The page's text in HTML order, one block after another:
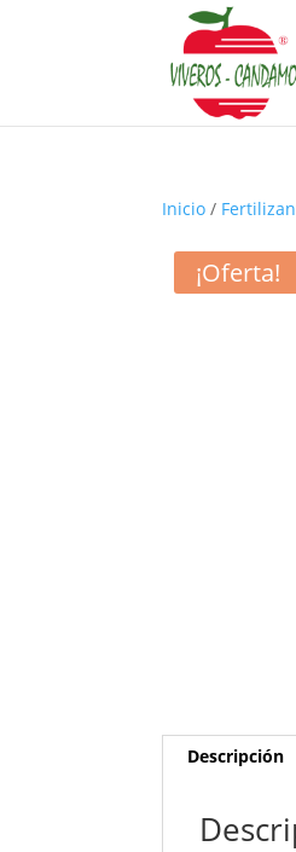
Inicio /
¡Oferta!
Descripción